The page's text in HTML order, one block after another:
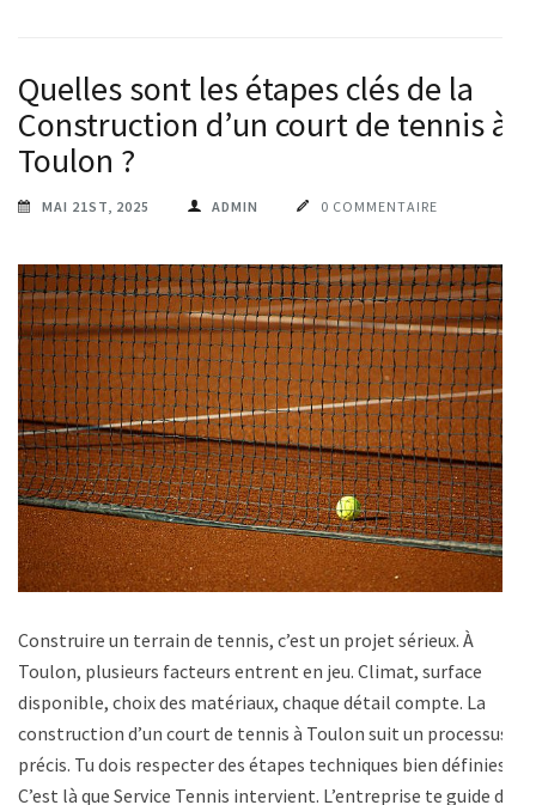
Quelles sont les étapes clés de la
Construction d’un court de tennis à
Toulon ?
MAI 21ST, 2025 ADMIN 0 COMMENTAIRE
Construire un terrain de tennis, c’est un projet sérieux. À
Toulon, plusieurs facteurs entrent en jeu. Climat, surface
disponible, choix des matériaux, chaque détail compte. La
construction d’un court de tennis à Toulon suit un processus
précis. Tu dois respecter des étapes techniques bien définies.
C’est là que Service Tennis intervient. L’entreprise te guide de